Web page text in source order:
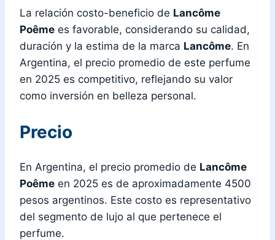
La relación costo-beneficio de Lancôme
Poême es favorable, considerando su calidad,
duración y la estima de la marca Lancôme. En
Argentina, el precio promedio de este perfume
en 2025 es competitivo, reflejando su valor
como inversión en belleza personal.
Precio
En Argentina, el precio promedio de Lancôme
Poême en 2025 es de aproximadamente 4500
pesos argentinos. Este costo es representativo
del segmento de lujo al que pertenece el
perfume.